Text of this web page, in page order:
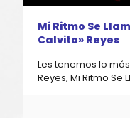
Mi Ritmo Se
Calvito» Reyes
Les tenemos lo
Reyes, Mi Ritmo Se